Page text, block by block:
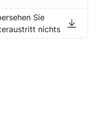
Sie
nichts